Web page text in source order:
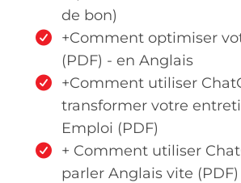
de bon)
+Comment optimiser
(PDF) - en Anglais
+Comment utiliser
transformer votre
Emploi (PDF)
+ Comment utiliser
parler Anglais vite (PDF)